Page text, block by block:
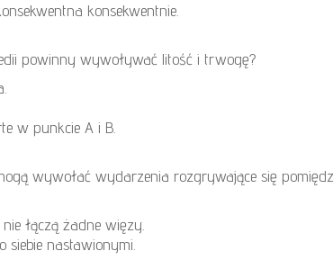
konsekwentnie.
powinny wywoływać litość i trwogę?
w punkcie A i B.
wywołać wydarzenia rozgrywające się
łączą żadne więzy.
siebie nastawionymi.